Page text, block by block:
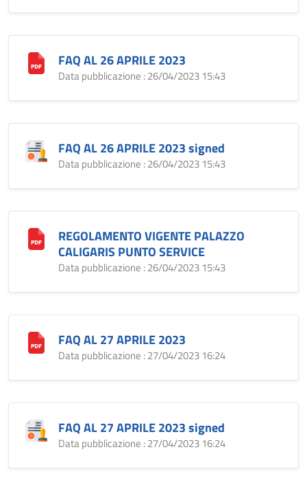
FAQ AL 26 APRILE 2023
Data pubblicazione : 26/04/2023 15:43
FAQ AL 26 APRILE 2023 signed
Data pubblicazione : 26/04/2023 15:43
REGOLAMENTO VIGENTE PALAZZO
CALIGARIS PUNTO SERVICE
Data pubblicazione : 26/04/2023 15:43
FAQ AL 27 APRILE 2023
Data pubblicazione : 27/04/2023 16:24
FAQ AL 27 APRILE 2023 signed
Data pubblicazione : 27/04/2023 16:24